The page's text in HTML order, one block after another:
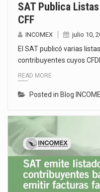
SAT Publica
CFF
INCOMEX julio 10,
El SAT publicó varias
contribuyentes cuyos
READ MORE
Posted in Blog